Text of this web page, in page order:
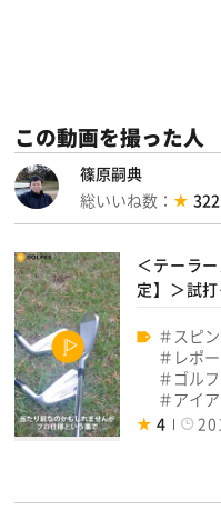
この動画を撮った人
篠原嗣典
総いいね数：
322
＜テーラ
定】＞試
スピン
レポ
ゴル
アイ
4